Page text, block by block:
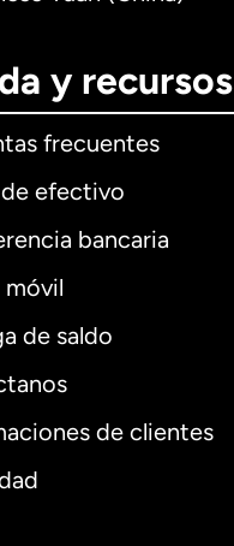
y recursos
frecuentes
efectivo
bancaria
móvil
de saldo
de clientes